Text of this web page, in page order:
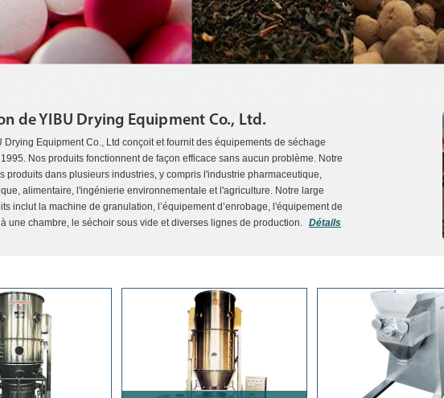
de YIBU Drying Equipment Co., Ltd.
Drying Equipment Co., Ltd conçoit et fournit des équipements de séchage
Nos produits fonctionnent de façon efficace sans aucun problème. Notre
produits dans plusieurs industries, y compris l'industrie pharmaceutique,
alimentaire, l'ingénierie environnementale et l'agriculture. Notre large
inclut la machine de granulation, l’équipement d’enrobage, l'équipement de
une chambre, le séchoir sous vide et diverses lignes de production.
Détails